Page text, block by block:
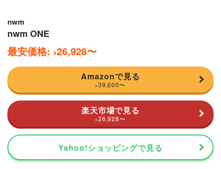
nwm
nwm ONE
最安価格: ¥26,928〜
Amazonで見る
¥ 39,600〜
楽天市場で見る
¥ 26,928〜
Yahoo!ショッピングで見る